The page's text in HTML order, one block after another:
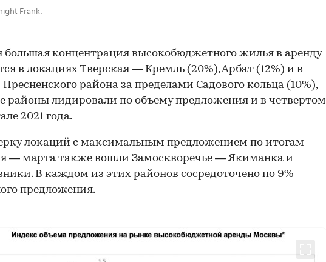
Frank.
большая концентрация высокобюджетного жилья в аренду
в локациях Тверская — Кремль (20%), Арбат (12%) и в
Пресненского района за пределами Садового кольца (10%),
районы лидировали по объему предложения и в четвертом
2021 года.
локаций с максимальным предложением по итогам
— марта также вошли Замоскворечье — Якиманка и
В каждом из этих районов сосредоточено по 9%
предложения.